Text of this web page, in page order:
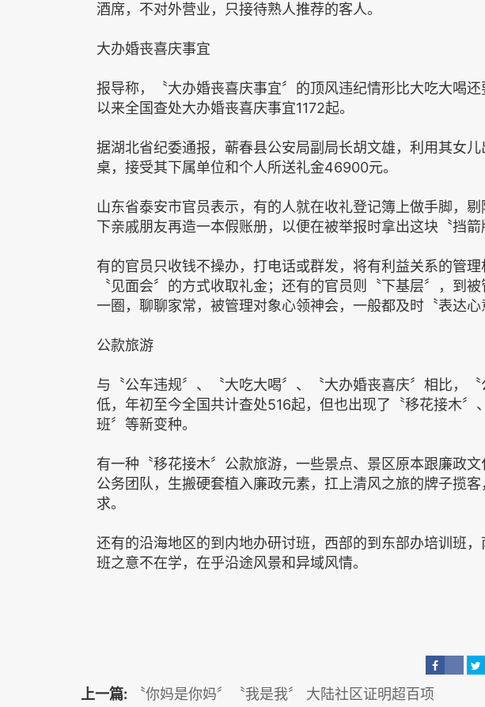
酒席，不对外营业，只接待熟人推荐的客人。
大办婚丧喜庆事宜
报导称，〝大办婚丧喜庆事宜〞的顶风违纪情形比大吃大喝
以来全国查处大办婚丧喜庆事宜1172起。
据湖北省纪委通报，蕲春县公安局副局长胡文雄，利用其女
桌，接受其下属单位和个人所送礼金46900元。
山东省泰安市官员表示，有的人就在收礼登记簿上做手脚，
下亲戚朋友再造一本假账册，以便在被举报时拿出这块〝挡箭
有的官员只收钱不操办，打电话或群发，将有利益关系的管
〝见面会〞的方式收取礼金；还有的官员则〝下基层〞，到
一圈，聊聊家常，被管理对象心领神会，一般都及时〝表达心
公款旅游
与〝公车违规〞、〝大吃大喝〞、〝大办婚丧喜庆〞相比，
低，年初至今全国共计查处516起，但也出现了〝移花接木〞
班〞等新变种。
有一种〝移花接木〞公款旅游，一些景点、景区原本跟廉政
公务团队，生搬硬套植入廉政元素，扛上清风之旅的牌子揽
求。
还有的沿海地区的到内地办研讨班，西部的到东部办培训班
班之意不在学，在乎沿途风景和异域风情。
上一篇: 〝你妈是你妈〞〝我是我〞 大陆社区证明超百项